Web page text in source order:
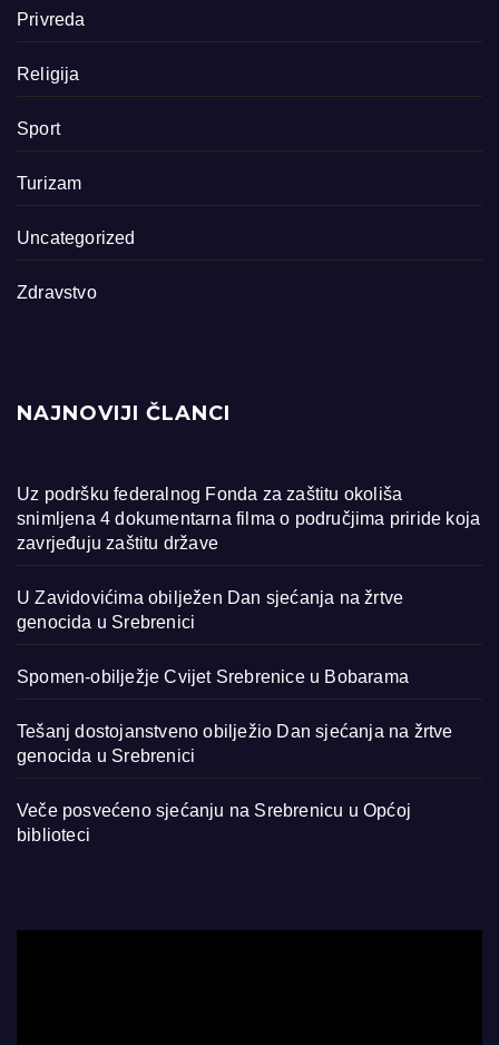
Privreda
Religija
Sport
Turizam
Uncategorized
Zdravstvo
NAJNOVIJI ČLANCI
Uz podršku federalnog Fonda za zaštitu okoliša
snimljena 4 dokumentarna filma o područjima priride koja
zavrjeđuju zaštitu države
U Zavidovićima obilježen Dan sjećanja na žrtve
genocida u Srebrenici
Spomen-obilježje Cvijet Srebrenice u Bobarama
Tešanj dostojanstveno obilježio Dan sjećanja na žrtve
genocida u Srebrenici
Veče posvećeno sjećanju na Srebrenicu u Općoj
biblioteci